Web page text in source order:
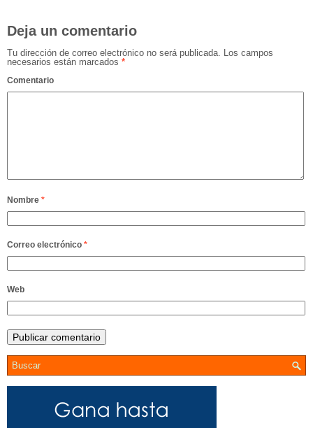
Deja un comentario
Tu dirección de correo electrónico no será publicada. Los campos
necesarios están marcados *
Comentario
Nombre *
Correo electrónico *
Web